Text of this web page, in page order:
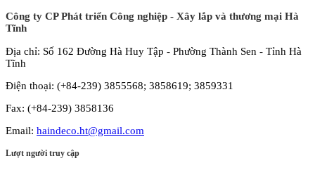
Công ty CP Phát triển Công nghiệp - Xây lắp và thương mại Hà
Tĩnh
Địa chỉ: Số 162 Đường Hà Huy Tập - Phường Thành Sen - Tỉnh Hà
Tĩnh
Điện thoại: (+84-239) 3855568; 3858619; 3859331
Fax: (+84-239) 3858136
Email: haindeco.ht@gmail.com
Lượt người truy cập